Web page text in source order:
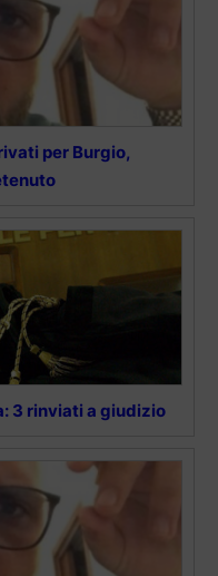
per Burgio,
3 rinviati a giudizio